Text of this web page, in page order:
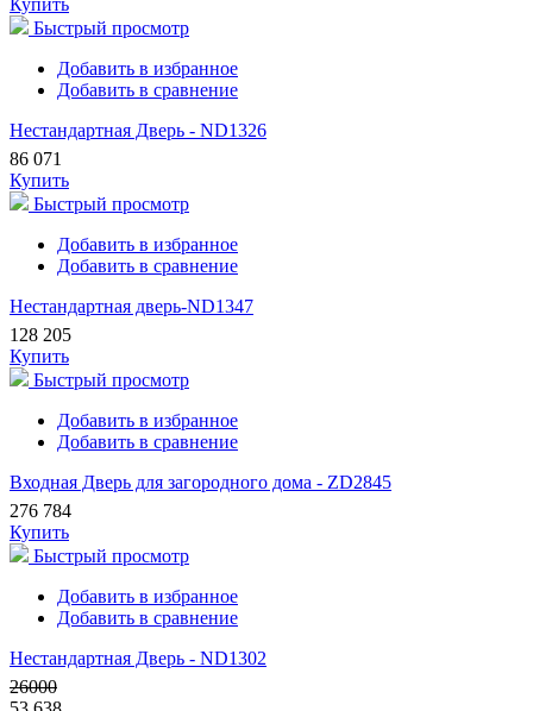
Купить
Быстрый просмотр
Добавить в избранное
Добавить в сравнение
Нестандартная Дверь - ND1326
86 071
Купить
Быстрый просмотр
Добавить в избранное
Добавить в сравнение
Нестандартная дверь-ND1347
128 205
Купить
Быстрый просмотр
Добавить в избранное
Добавить в сравнение
Входная Дверь для загородного дома - ZD2845
276 784
Купить
Быстрый просмотр
Добавить в избранное
Добавить в сравнение
Нестандартная Дверь - ND1302
26000